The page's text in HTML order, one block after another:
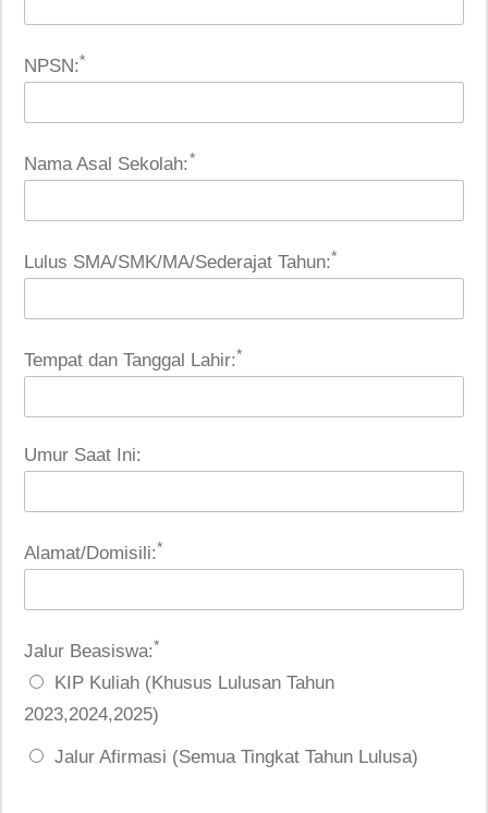
NPSN:*
Nama Asal Sekolah:*
Lulus SMA/SMK/MA/Sederajat Tahun:*
Tempat dan Tanggal Lahir:*
Umur Saat Ini:
Alamat/Domisili:*
Jalur Beasiswa:*
KIP Kuliah (Khusus Lulusan Tahun
2023,2024,2025)
Jalur Afirmasi (Semua Tingkat Tahun Lulusa)